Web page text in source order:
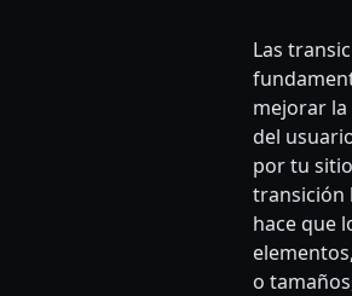
Las
mejorar la
del
por tu
transición
hace que
o